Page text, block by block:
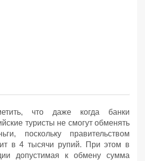
что даже когда банки
туристы не смогут обменять
поскольку правительством
в 4 тысячи рупий. При этом в
допустимая к обмену сумма